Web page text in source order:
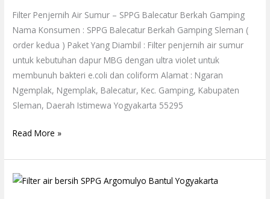
Filter Penjernih Air Sumur – SPPG Balecatur Berkah Gamping
Nama Konsumen : SPPG Balecatur Berkah Gamping Sleman (
order kedua ) Paket Yang Diambil : Filter penjernih air sumur
untuk kebutuhan dapur MBG dengan ultra violet untuk
membunuh bakteri e.coli dan coliform Alamat : Ngaran
Ngemplak, Ngemplak, Balecatur, Kec. Gamping, Kabupaten
Sleman, Daerah Istimewa Yogyakarta 55295
Read More »
Filter